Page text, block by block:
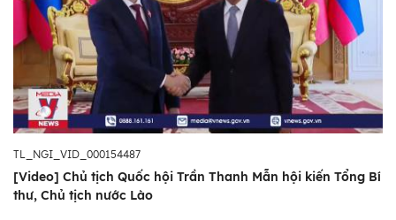
TL_NGI_VID_000154487
[Video] Chủ tịch Quốc hội Trần Thanh Mẫn hội kiến Tổng Bí
thư, Chủ tịch nước Lào